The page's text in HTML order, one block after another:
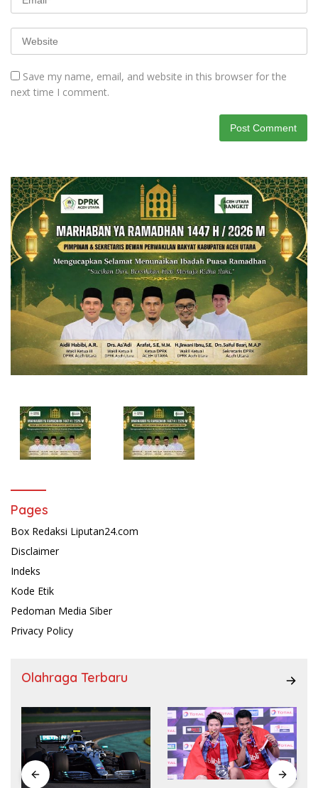
Save my name, email, and website in this browser for the
next time I comment.
Pages
Box Redaksi Liputan24.com
Disclaimer
Indeks
Kode Etik
Pedoman Media Siber
Privacy Policy
Olahraga Terbaru